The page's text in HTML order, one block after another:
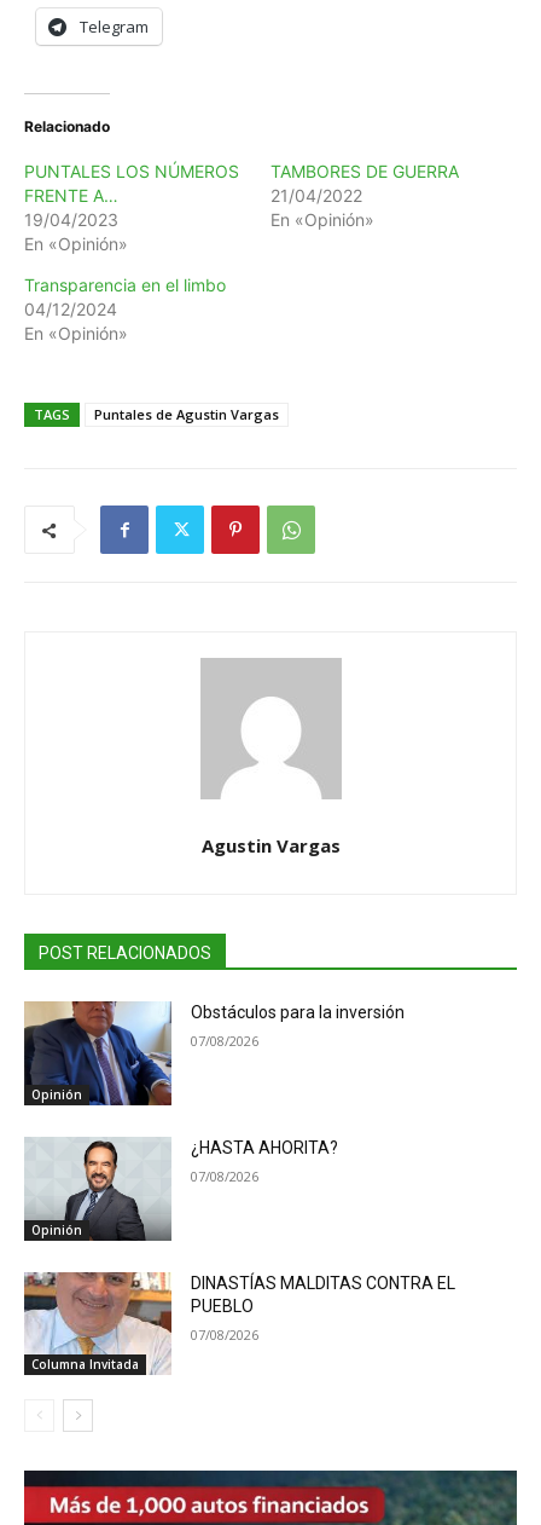
Telegram
Relacionado
PUNTALES LOS NÚMEROS
FRENTE A…
19/04/2023
En «Opinión»
TAMBORES DE GUERRA
21/04/2022
En «Opinión»
Transparencia en el limbo
04/12/2024
En «Opinión»
TAGS Puntales de Agustin Vargas
Agustin Vargas
POST RELACIONADOS
Opinión
Obstáculos para la inversión
07/08/2026
Opinión
¿HASTA AHORITA?
07/08/2026
Columna Invitada
DINASTÍAS MALDITAS CONTRA EL
PUEBLO
07/08/2026